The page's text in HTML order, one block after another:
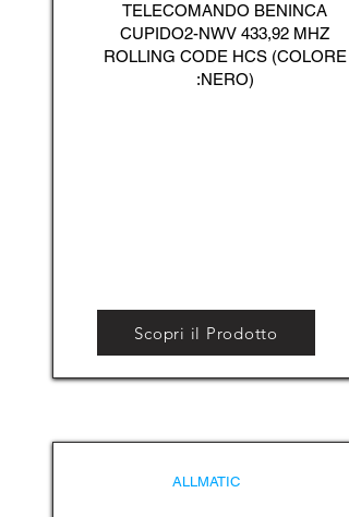
TELECOMANDO BENINCA
CUPIDO2-NWV 433,92 MHZ
ROLLING CODE HCS (COLORE
:NERO)
Scopri il Prodotto
ALLMATIC